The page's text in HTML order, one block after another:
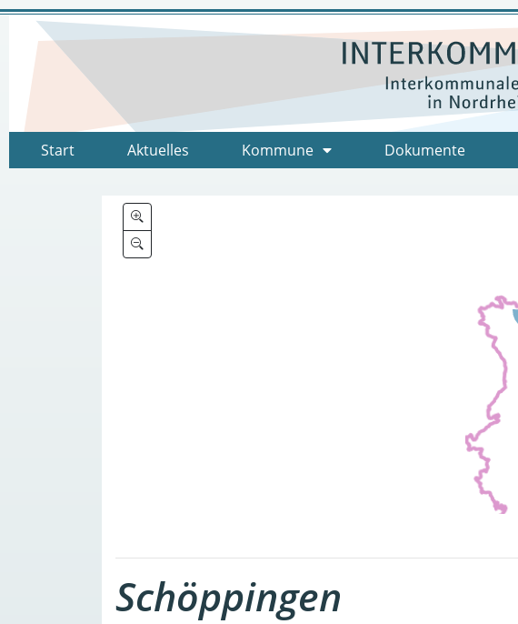
Start Aktuelles Kommune Dokumente
Schöppingen